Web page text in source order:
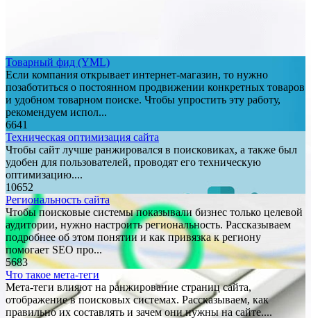
Товарный фид (YML)
Если компания открывает интернет-магазин, то нужно
позаботиться о постоянном продвижении конкретных товаров
и удобном товарном поиске. Чтобы упростить эту работу,
рекомендуем испол...
6641
Техническая оптимизация сайта
Чтобы сайт лучше ранжировался в поисковиках, а также был
удобен для пользователей, проводят его техническую
оптимизацию....
10652
Региональность сайта
Чтобы поисковые системы показывали бизнес только целевой
аудитории, нужно настроить региональность. Рассказываем
подробнее об этом понятии и как привязка к региону
помогает SEO про...
5683
Что такое мета-теги
Мета-теги влияют на ранжирование страниц сайта,
отображение в поисковых системах. Рассказываем, как
правильно их составлять и зачем они нужны на сайте....